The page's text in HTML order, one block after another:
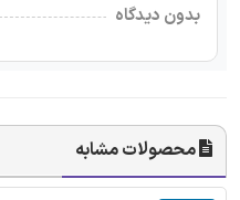
بدون دیدگاه
محصولات مشابه